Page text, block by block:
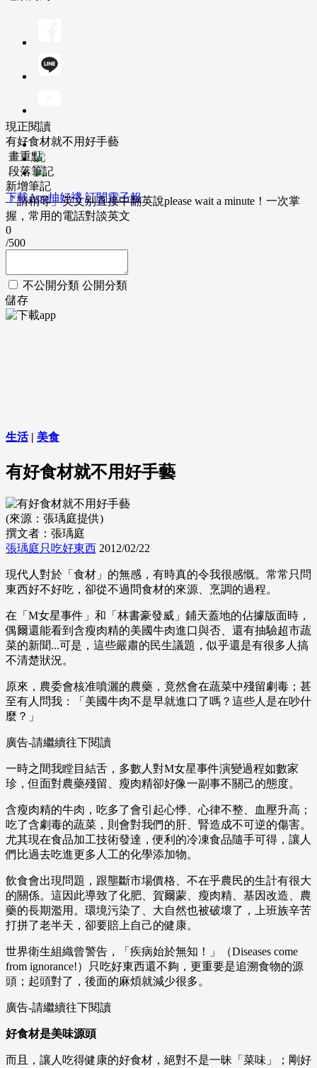
下載App抽好禮 訂閱電子報
現正閱讀
有好食材就不用好手藝
畫重點
段落筆記
新增筆記
「請稍等」英文別直接中翻英說please wait a minute！一次掌
握，常用的電話對談英文
0
/500
不公開分類 公開分類
儲存
生活| 美食
有好食材就不用好手藝
(來源：張瑀庭提供)
撰文者：張瑀庭
張瑀庭只吃好東西 2012/02/22
現代人對於「食材」的無感，有時真的令我很感慨。常常只問
東西好不好吃，卻從不過問食材的來源、烹調的過程。
在「M女星事件」和「林書豪發威」鋪天蓋地的佔據版面時，
偶爾還能看到含瘦肉精的美國牛肉進口與否、還有抽驗超市蔬
菜的新聞...可是，這些嚴肅的民生議題，似乎還是有很多人搞
不清楚狀況。
原來，農委會核准噴灑的農藥，竟然會在蔬菜中殘留劇毒；甚
至有人問我：「美國牛肉不是早就進口了嗎？這些人是在吵什
麼？」
廣告-請繼續往下閱讀
一時之間我瞠目結舌，多數人對M女星事件演變過程如數家
珍，但面對農藥殘留、瘦肉精卻好像一副事不關己的態度。
含瘦肉精的牛肉，吃多了會引起心悸、心律不整、血壓升高；
吃了含劇毒的蔬菜，則會對我們的肝、腎造成不可逆的傷害。
尤其現在食品加工技術發達，便利的冷凍食品隨手可得，讓人
們比過去吃進更多人工的化學添加物。
飲食會出現問題，跟壟斷市場價格、不在乎農民的生計有很大
的關係。這因此導致了化肥、賀爾蒙、瘦肉精、基因改造、農
藥的長期濫用。環境污染了、大自然也被破壞了，上班族辛苦
打拼了老半天，卻要賠上自己的健康。
世界衛生組織曾警告，「疾病始於無知！」（Diseases come
from ignorance!）只吃好東西還不夠，更重要是追溯食物的源
頭；起頭對了，後面的麻煩就減少很多。
廣告-請繼續往下閱讀
好食材是美味源頭
而且，讓人吃得健康的好食材，絕對不是一昧「菜味」；剛好